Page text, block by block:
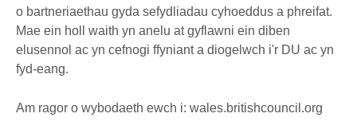
o bartneriaethau gyda sefydliadau cyhoeddus a phreifat.
Mae ein holl waith yn anelu at gyflawni ein diben
elusennol ac yn cefnogi ffyniant a diogelwch i'r DU ac yn
fyd-eang.
Am ragor o wybodaeth ewch i: wales.britishcouncil.org